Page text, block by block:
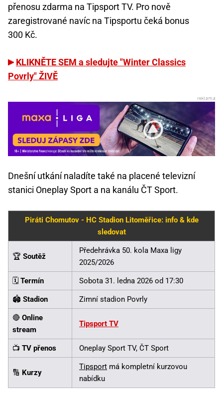
přenosu zdarma na Tipsport TV. Pro nově
zaregistrované navíc na Tipsportu čeká bonus
300 Kč.
KLIKNĚTE SEM a sledujte "Winter Classics
Povrly" ŽIVĚ
Dnešní utkání naladíte také na placené televizní
stanici Oneplay Sport a na kanálu ČT Sport.
Piráti Chomutov - HC Stadion Litoměřice: info & kde
sledovat
🏆 Soutěž
Předehrávka 50. kola Maxa ligy
2025/2026
🗓️ Termín Sobota 31. ledna 2026 od 17:30
🏟️ Stadion Zimní stadion Povrly
🔴 Online
stream
Tipsport TV
📺 TV přenos Oneplay Sport TV, ČT Sport
🔢 Kurzy
Tipsport má kompletní kurzovou
nabídku